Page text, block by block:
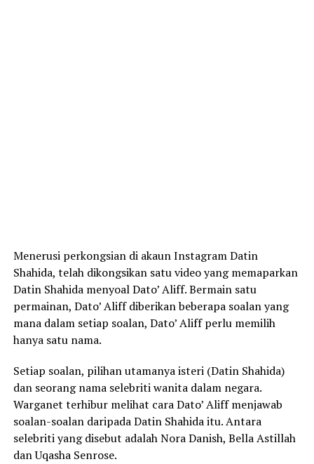
Menerusi perkongsian di akaun Instagram Datin
Shahida, telah dikongsikan satu video yang memaparkan
Datin Shahida menyoal Dato’ Aliff. Bermain satu
permainan, Dato’ Aliff diberikan beberapa soalan yang
mana dalam setiap soalan, Dato’ Aliff perlu memilih
hanya satu nama.
Setiap soalan, pilihan utamanya isteri (Datin Shahida)
dan seorang nama selebriti wanita dalam negara.
Warganet terhibur melihat cara Dato’ Aliff menjawab
soalan-soalan daripada Datin Shahida itu. Antara
selebriti yang disebut adalah Nora Danish, Bella Astillah
dan Uqasha Senrose.